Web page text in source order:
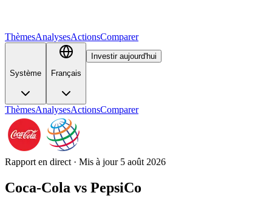
ThèmesAnalysesActionsComparer
Système Français
Investir aujourd'hui
ThèmesAnalysesActionsComparer
Rapport en direct · Mis à jour 5 août 2026
Coca-Cola vs PepsiCo